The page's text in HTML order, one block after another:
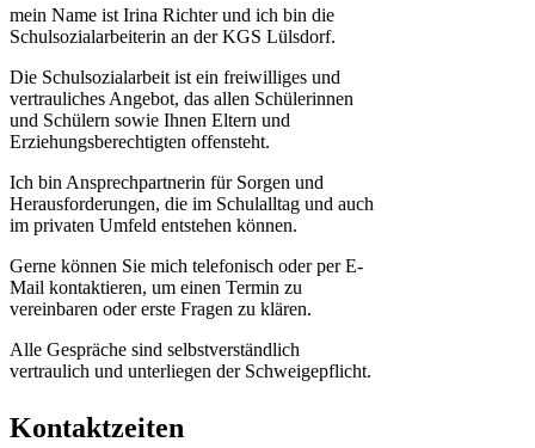
mein Name ist Irina Richter und ich bin die
Schulsozialarbeiterin an der KGS Lülsdorf.
Die Schulsozialarbeit ist ein freiwilliges und
vertrauliches Angebot, das allen Schülerinnen
und Schülern sowie Ihnen Eltern und
Erziehungsberechtigten offensteht.
Ich bin Ansprechpartnerin für Sorgen und
Herausforderungen, die im Schulalltag und auch
im privaten Umfeld entstehen können.
Gerne können Sie mich telefonisch oder per E-
Mail kontaktieren, um einen Termin zu
vereinbaren oder erste Fragen zu klären.
Alle Gespräche sind selbstverständlich
vertraulich und unterliegen der Schweigepflicht.
Kontaktzeiten